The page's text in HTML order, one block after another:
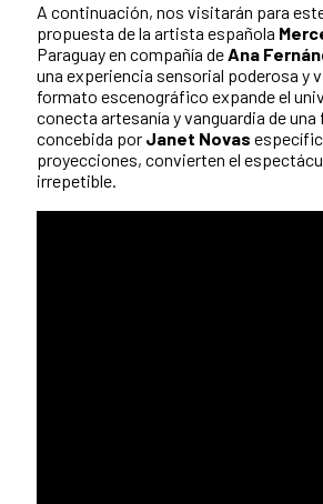
A continuación, nos visitarán para
propuesta de la artista española
Paraguay en compañía deAna
una experiencia sensorial poderosa y
formato escenográfico expande el
conecta artesanía y vanguardia de
concebida por Janet Novas
proyecciones, convierten el
irrepetible.